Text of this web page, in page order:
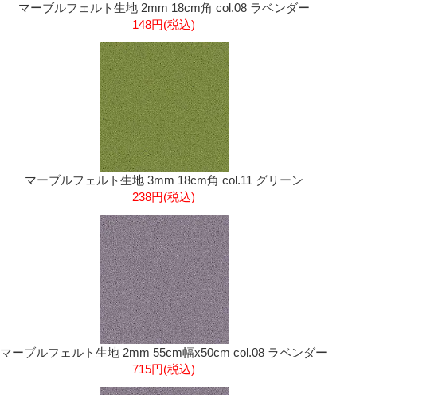
マーブルフェルト生地 2mm 18cm角 col.08 ラベンダー
148円(税込)
マーブルフェルト生地 3mm 18cm角 col.11 グリーン
238円(税込)
マーブルフェルト生地 2mm 55cm幅x50cm col.08 ラベンダー
715円(税込)